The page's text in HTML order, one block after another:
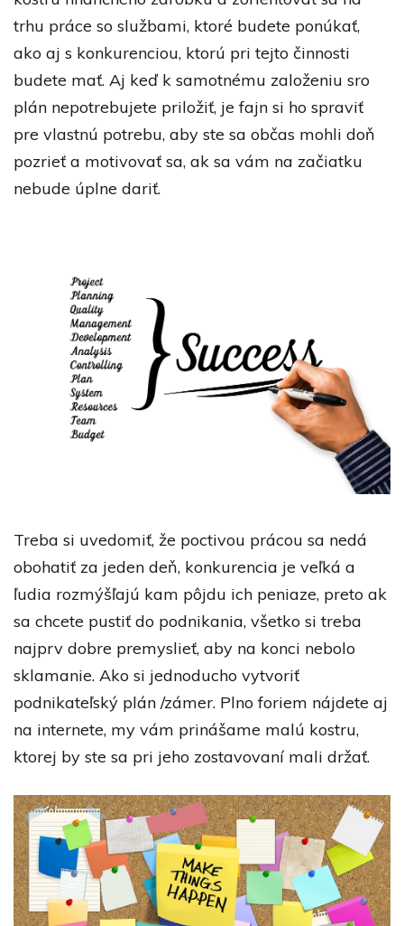
trhu práce so službami, ktoré budete ponúkať,
ako aj s konkurenciou, ktorú pri tejto činnosti
budete mať. Aj keď k samotnému založeniu sro
plán nepotrebujete priložiť, je fajn si ho spraviť
pre vlastnú potrebu, aby ste sa občas mohli doň
pozrieť a motivovať sa, ak sa vám na začiatku
nebude úplne dariť.
Treba si uvedomiť, že poctivou prácou sa nedá
obohatiť za jeden deň, konkurencia je veľká a
ľudia rozmýšľajú kam pôjdu ich peniaze, preto ak
sa chcete pustiť do podnikania, všetko si treba
najprv dobre premyslieť, aby na konci nebolo
sklamanie. Ako si jednoducho vytvoriť
podnikateľský plán /zámer. Plno foriem nájdete aj
na internete, my vám prinášame malú kostru,
ktorej by ste sa pri jeho zostavovaní mali držať.